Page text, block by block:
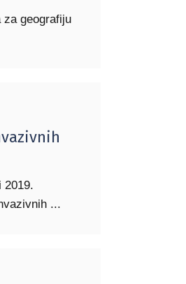
za geografiju
2019.